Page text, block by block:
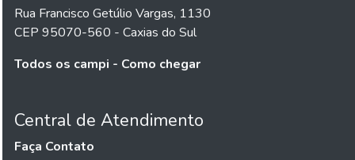
Rua Francisco Getúlio Vargas, 1130
CEP 95070-560 - Caxias do Sul
Todos os campi - Como chegar
Central de Atendimento
Faça Contato